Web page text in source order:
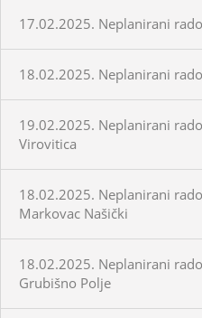
17.02.2025. Neplanirani
18.02.2025. Neplanirani
19.02.2025. Neplanirani
Virovitica
18.02.2025. Neplanirani
Markovac Našički
18.02.2025. Neplanirani
Grubišno Polje